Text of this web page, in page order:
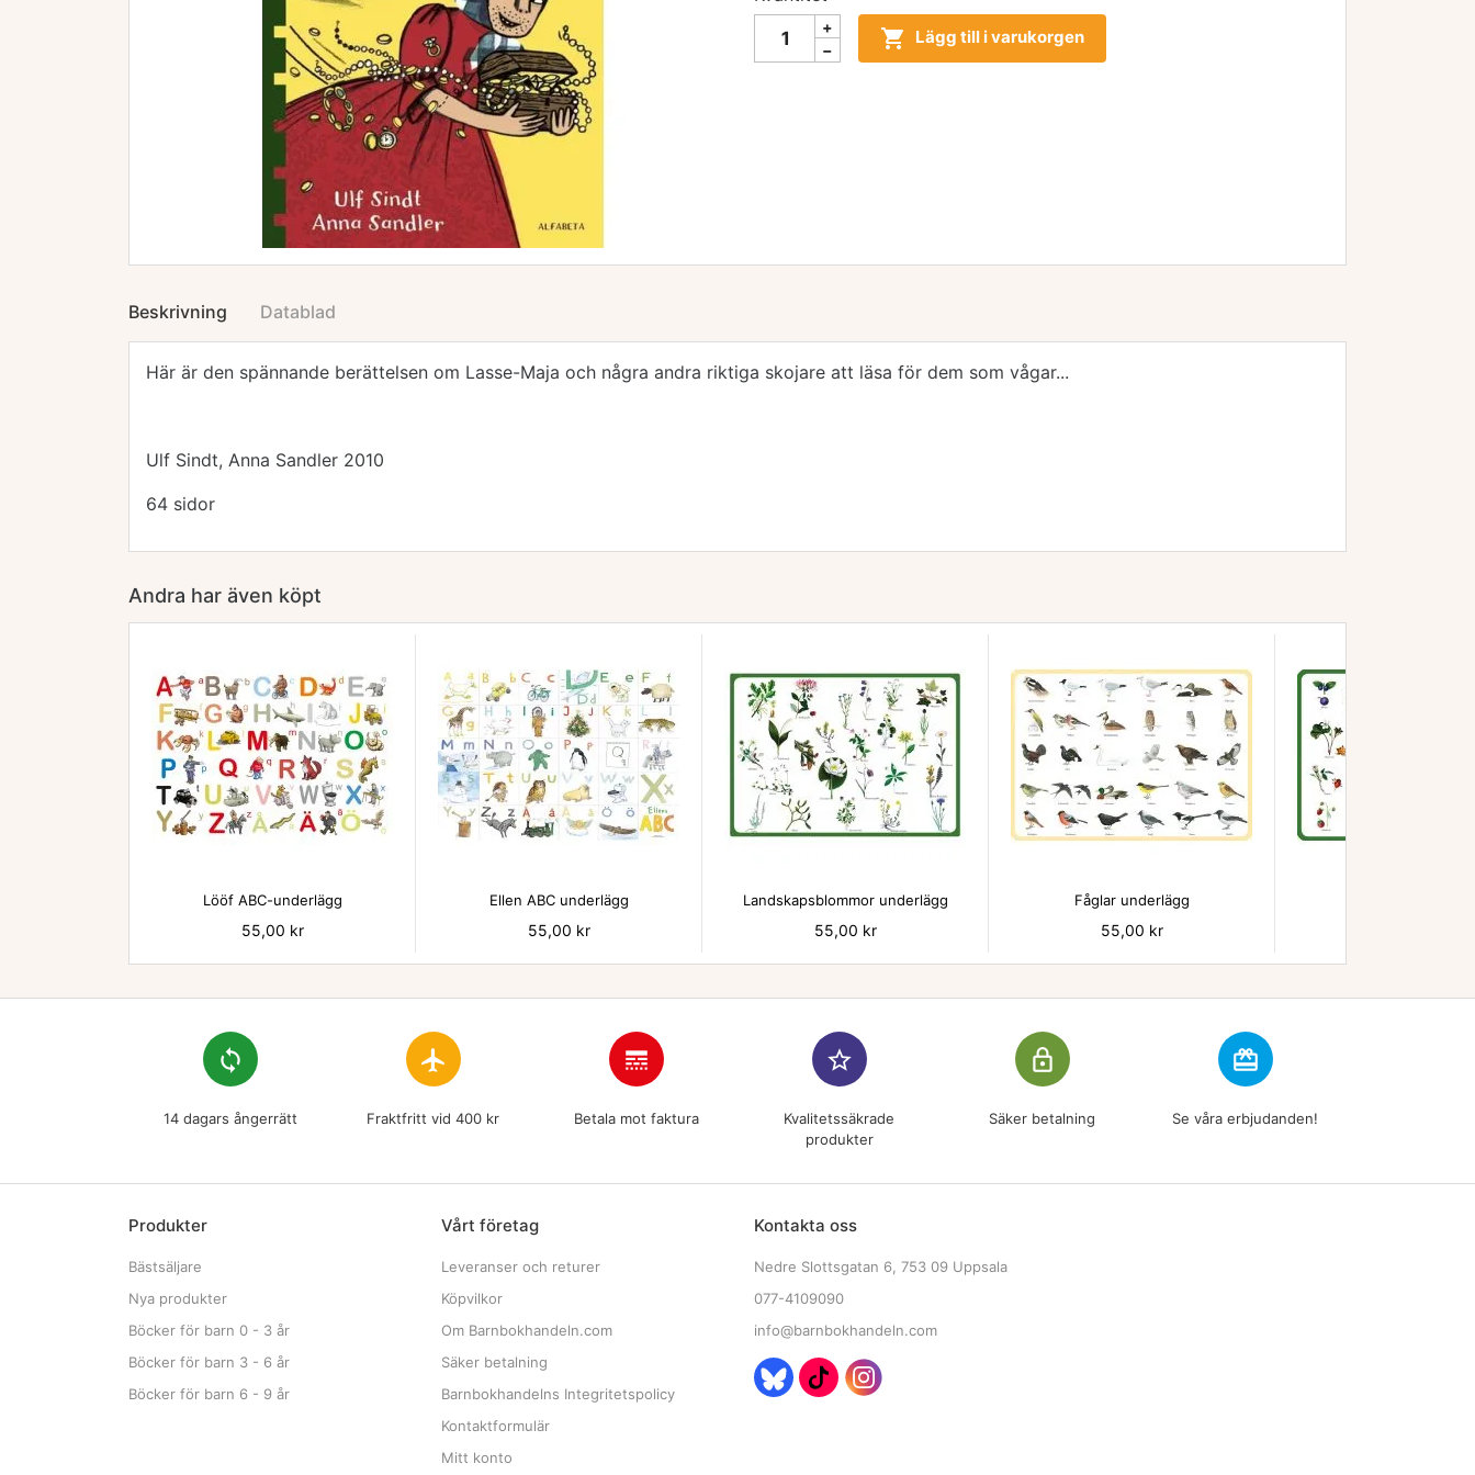
 Lägg till i varukorgen
Beskrivning Datablad
Här är den spännande berättelsen om Lasse-Maja och några andra riktiga skojare att läsa för dem som vågar...
Ulf Sindt, Anna Sandler 2010
64 sidor
Andra har även köpt

Lööf ABC-underlägg
Pris
55,00 kr

Ellen ABC underlägg
Pris
55,00 kr
Landskapsblommor underlägg
Pris
55,00 kr

Fåglar underlägg
Pris
55,00 kr
loop
14 dagars ångerrätt
flight
Fraktfritt vid 400 kr
line_style
Betala mot faktura
star_border
Kvalitetssäkrade
produkter
lock_outline
Säker betalning
redeem
Se våra erbjudanden!
Produkter
Bästsäljare
Nya produkter
Böcker för barn 0 - 3 år
Böcker för barn 3 - 6 år
Böcker för barn 6 - 9 år
Vårt företag
Leveranser och returer
Köpvilkor
Om Barnbokhandeln.com
Säker betalning
Barnbokhandelns Integritetspolicy
Kontaktformulär
Mitt konto
Kontakta oss
Nedre Slottsgatan 6, 753 09 Uppsala
077-4109090
info@barnbokhandeln.com